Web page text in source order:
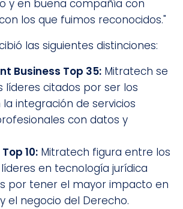
y en buena compañía con
los que fuimos reconocidos."
las siguientes distinciones:
Business Top 35: Mitratech se
líderes citados por ser los
integración de servicios
con datos y
10: Mitratech figura entre los
en tecnología jurídica
por tener el mayor impacto en
el negocio del Derecho.